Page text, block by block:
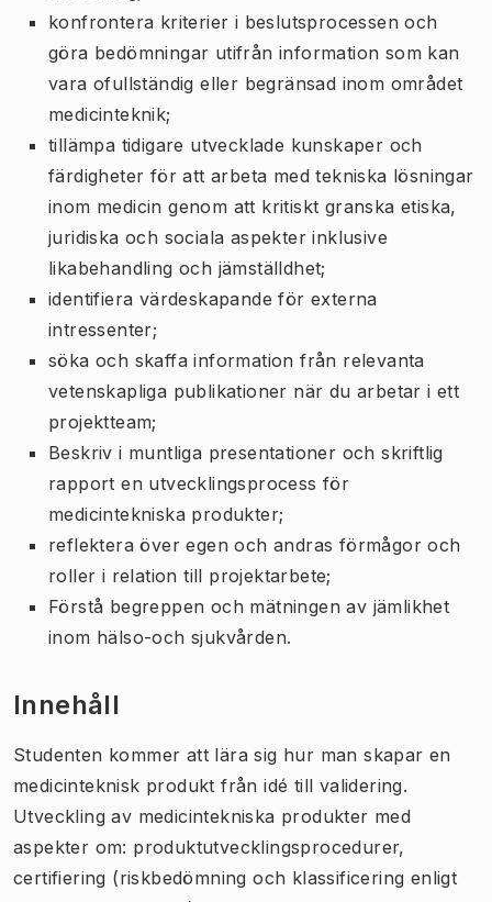
konfrontera kriterier i beslutsprocessen och
göra bedömningar utifrån information som kan
vara ofullständig eller begränsad inom området
medicinteknik;
tillämpa tidigare utvecklade kunskaper och
färdigheter för att arbeta med tekniska lösningar
inom medicin genom att kritiskt granska etiska,
juridiska och sociala aspekter inklusive
likabehandling och jämställdhet;
identifiera värdeskapande för externa
intressenter;
söka och skaffa information från relevanta
vetenskapliga publikationer när du arbetar i ett
projektteam;
Beskriv i muntliga presentationer och skriftlig
rapport en utvecklingsprocess för
medicintekniska produkter;
reflektera över egen och andras förmågor och
roller i relation till projektarbete;
Förstå begreppen och mätningen av jämlikhet
inom hälso-och sjukvården.
Innehåll
Studenten kommer att lära sig hur man skapar en
medicinteknisk produkt från idé till validering.
Utveckling av medicintekniska produkter med
aspekter om: produktutvecklingsprocedurer,
certifiering (riskbedömning och klassificering enligt